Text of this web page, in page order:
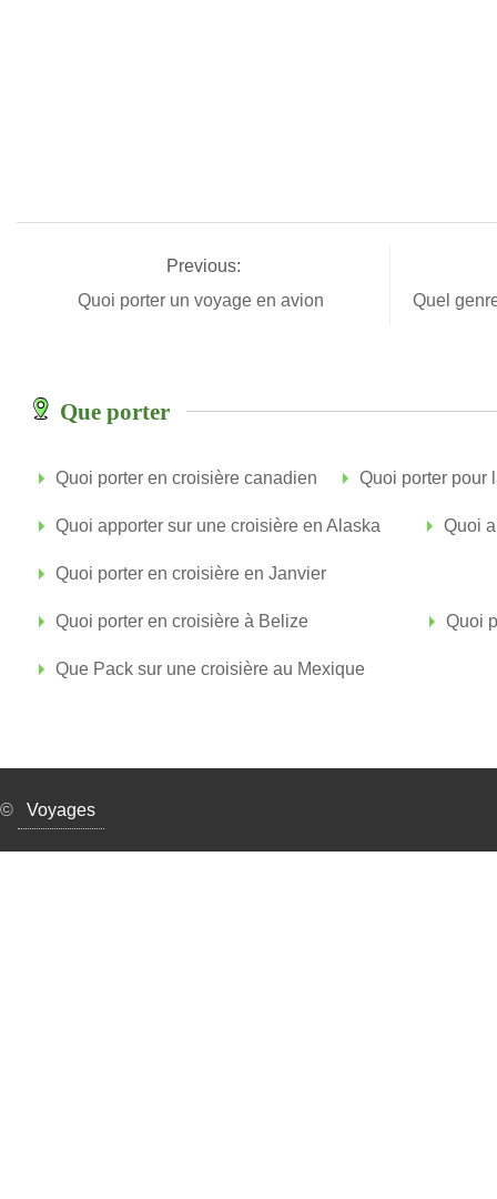
Previous:
Quoi porter un voyage en avion
Quel
Que porter
Quoi porter en croisière canadien Quoi porter pour
Quoi apporter sur une croisière en Alaska Quoi
Quoi porter en croisière en Janvier
Quoi porter en croisière à Belize Quoi
Que Pack sur une croisière au Mexique
© Voyages